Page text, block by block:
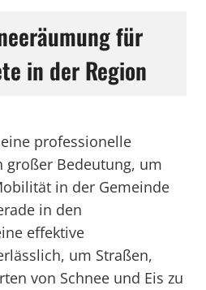
für
in der Region
professionelle
großer Bedeutung, um
in der Gemeinde
in den
effektive
um Straßen,
von Schnee und Eis zu